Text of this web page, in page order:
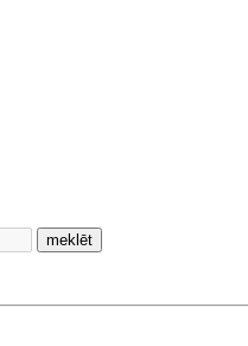
meklēt